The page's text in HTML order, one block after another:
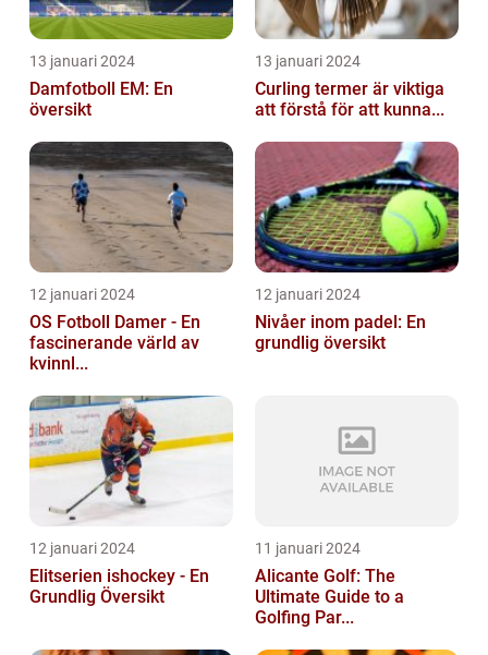
13 januari 2024
Damfotboll EM: En
översikt
13 januari 2024
Curling termer är viktiga
att förstå för att kunna...
12 januari 2024
OS Fotboll Damer - En
fascinerande värld av
kvinnl...
12 januari 2024
Nivåer inom padel: En
grundlig översikt
12 januari 2024
Elitserien ishockey - En
Grundlig Översikt
11 januari 2024
Alicante Golf: The
Ultimate Guide to a
Golfing Par...